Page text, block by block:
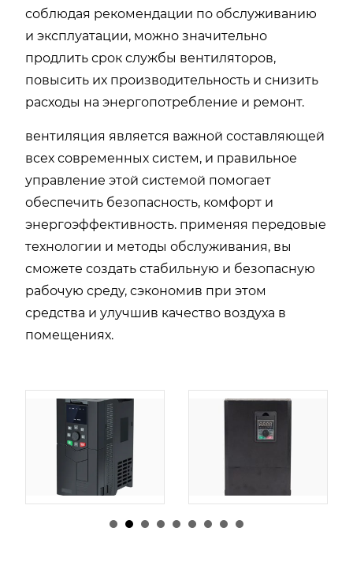
соблюдая рекомендации по обслуживанию
и эксплуатации, можно значительно
продлить срок службы вентиляторов,
повысить их производительность и снизить
расходы на энергопотребление и ремонт.
вентиляция является важной составляющей
всех современных систем, и правильное
управление этой системой помогает
обеспечить безопасность, комфорт и
энергоэффективность. применяя передовые
технологии и методы обслуживания, вы
сможете создать стабильную и безопасную
рабочую среду, сэкономив при этом
средства и улучшив качество воздуха в
помещениях.
由admin |30 1 月,
由admin |29 1 月,